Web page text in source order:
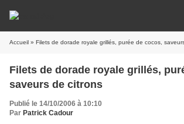
Accueil » Filets de dorade royale grillés, purée de cocos,
Filets de dorade royale grillés,
saveurs de citrons
Publié le 14/10/2006 à 10:10
Par Patrick Cadour